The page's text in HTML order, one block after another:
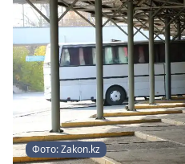
Фото: Zakon.kz